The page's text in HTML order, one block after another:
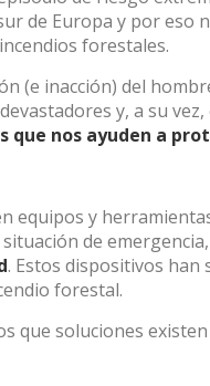
de Europa y por eso
forestales.
(e inacción) del
y, a su
que nos ayuden a
equipos y
de
. Estos dispositivos han
forestal.
que soluciones
personalización
información recogida
actividad de la web para
con el fin de introducir
usuarios del servicio.
publicidad
son utilizadas para
del usuario a
y mostrar publicidad